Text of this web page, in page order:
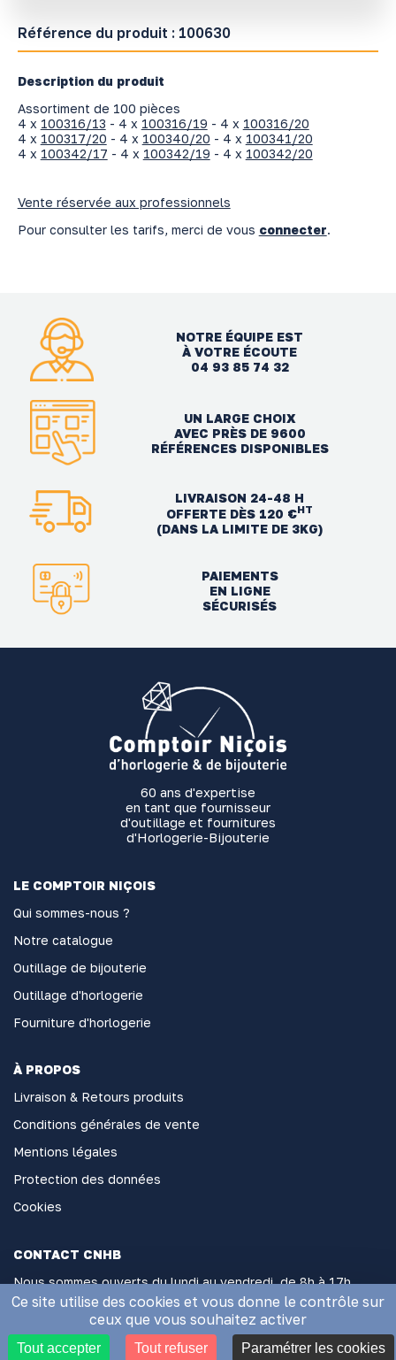
Référence du produit : 100630
Description du produit
Assortiment de 100 pièces
4 x 100316/13 - 4 x 100316/19 - 4 x 100316/20
4 x 100317/20 - 4 x 100340/20 - 4 x 100341/20
4 x 100342/17 - 4 x 100342/19 - 4 x 100342/20
Vente réservée aux professionnels
Pour consulter les tarifs, merci de vous connecter.
NOTRE ÉQUIPE EST
À VOTRE ÉCOUTE
04 93 85 74 32
UN LARGE CHOIX
AVEC PRÈS DE 9600
RÉFÉRENCES DISPONIBLES
LIVRAISON 24-48 H
OFFERTE DÈS 120 €HT
(DANS LA LIMITE DE 3KG)
PAIEMENTS
EN LIGNE
SÉCURISÉS
60 ans d'expertise
en tant que fournisseur
d'outillage et fournitures
d'Horlogerie-Bijouterie
LE COMPTOIR NIÇOIS
Qui sommes-nous ?
Notre catalogue
Outillage de bijouterie
Outillage d'horlogerie
Fourniture d'horlogerie
À PROPOS
Livraison & Retours produits
Conditions générales de vente
Mentions légales
Protection des données
Cookies
CONTACT CNHB
Nous sommes ouverts du lundi au vendredi, de 8h à 17h
sans interruption
2 Rue Général Hoche, 06000 Nice
Appelez-nous au 04 93 85 74 32
Ce site utilise des cookies et vous donne le contrôle sur
ceux que vous souhaitez activer
Tout accepter Tout refuser Paramétrer les cookies